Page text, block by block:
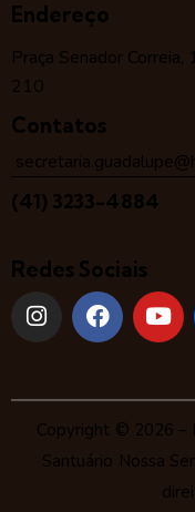
Endereço
Praça Senador
210
Contatos
(41) 3233-4884
Redes Sociais
Copyright © 2026 –
Santuário Nossa